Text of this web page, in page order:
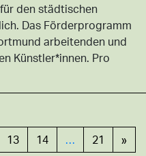
den städtischen
Das Förderprogramm
arbeitenden und
Künstler*innen. Pro
13 14 … 21 »